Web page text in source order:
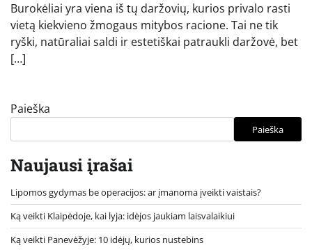
Burokėliai yra viena iš tų daržovių, kurios privalo rasti
vietą kiekvieno žmogaus mitybos racione. Tai ne tik
ryški, natūraliai saldi ir estetiškai patraukli daržovė, bet
[…]
Paieška
Paieška
Naujausi įrašai
Lipomos gydymas be operacijos: ar įmanoma įveikti vaistais?
Ką veikti Klaipėdoje, kai lyja: idėjos jaukiam laisvalaikiui
Ką veikti Panevėžyje: 10 idėjų, kurios nustebins